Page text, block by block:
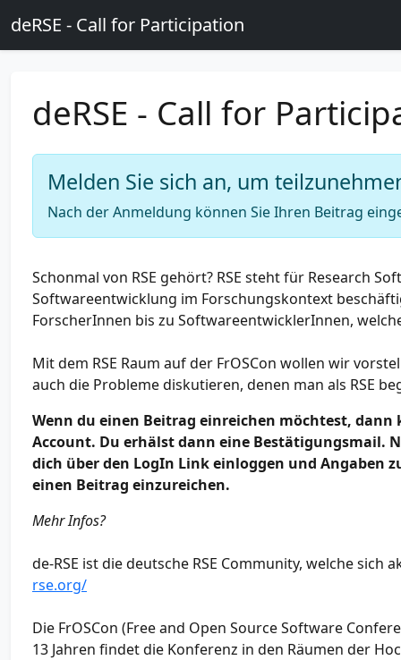
Skip to main content
deRSE - Call for Participation
deRSE - Call for
Melden Sie sich an, um
Nach der Anmeldung können Sie Ihren Beitrag
Schonmal von RSE gehört? RSE steht für Research
Softwareentwicklung im Forschungskontext
ForscherInnen bis zu SoftwareentwicklerInnen,
Mit dem RSE Raum auf der FrOSCon wollen wir
auch die Probleme diskutieren, denen man als RSE
Wenn du einen Beitrag einreichen möchtest,
Account. Du erhälst dann eine Bestätigungsmail.
dich über den LogIn Link einloggen und Angaben
einen Beitrag einzureichen.
Mehr Infos?
de-RSE ist die deutsche RSE Community, welche
rse.org/
Die FrOSCon (Free and Open Source Software
13 Jahren findet die Konferenz in den Räumen der